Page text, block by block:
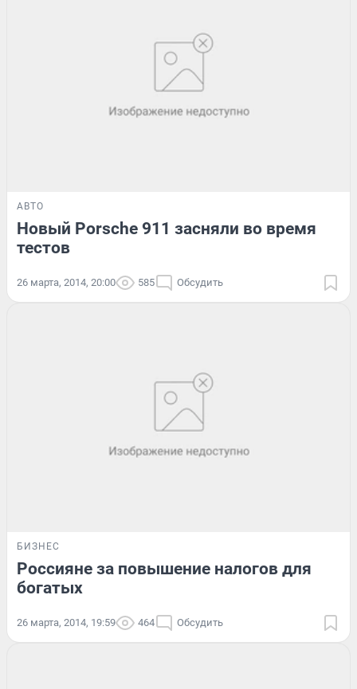
АВТО
Новый Porsche 911 засняли во время
тестов
26 марта, 2014, 20:00 585 Обсудить
БИЗНЕС
Россияне за повышение налогов для
богатых
26 марта, 2014, 19:59 464 Обсудить